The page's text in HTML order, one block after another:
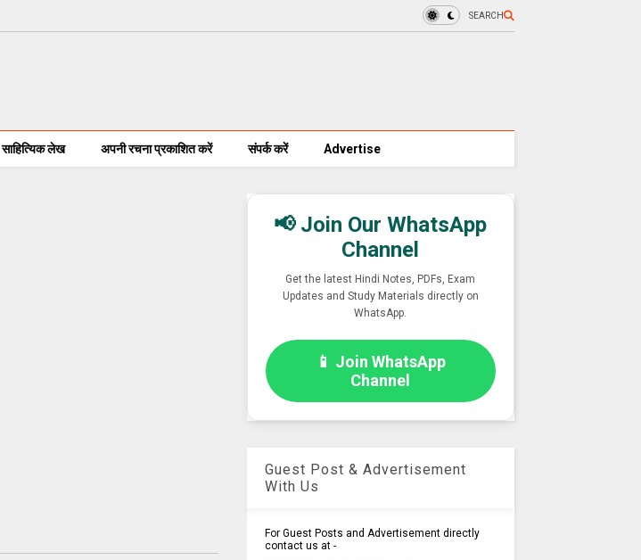
SEARCH
साहित्यिक लेख अपनी रचना प्रकाशित करें संपर्क करें Advertise
📢 Join Our WhatsApp
Channel
Get the latest Hindi Notes, PDFs, Exam
Updates and Study Materials directly on
WhatsApp.
📱 Join WhatsApp
Channel
Guest Post & Advertisement
With Us
For Guest Posts and Advertisement directly
contact us at -